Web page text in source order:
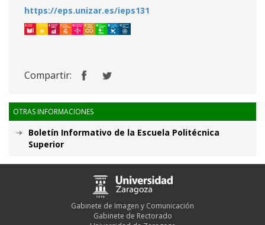
https://eps.unizar.es/ieps131
Compartir:
OTRAS INFORMACIONES
Boletín Informativo de la Escuela Politécnica
Superior
Gabinete de Imagen y Comunicación
Gabinete de Rectorado